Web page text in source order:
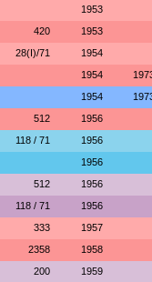
1953
420 1953
28(I)/71 1954
1954
1954
512 1956
118 / 71 1956
1956
512 1956
118 / 71 1956
333 1957
2358 1958
200 1959